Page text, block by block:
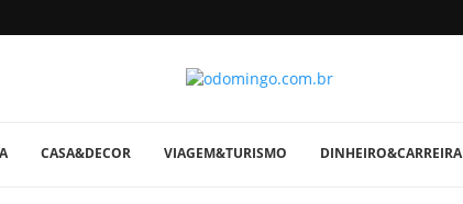
CASA&DECOR VIAGEM&TURISMO DINHEIRO&CARREIRA